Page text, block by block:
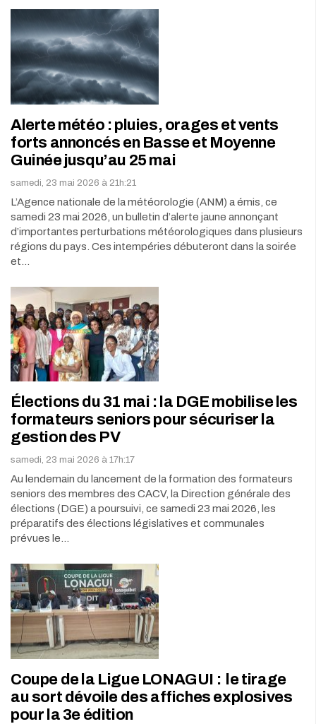
Alerte météo : pluies, orages et vents
forts annoncés en Basse et Moyenne
Guinée jusqu’au 25 mai
samedi, 23 mai 2026 à 21h:21
L’Agence nationale de la météorologie (ANM) a émis, ce
samedi 23 mai 2026, un bulletin d’alerte jaune annonçant
d’importantes perturbations météorologiques dans plusieurs
régions du pays. Ces intempéries débuteront dans la soirée
et…
Élections du 31 mai : la DGE mobilise les
formateurs seniors pour sécuriser la
gestion des PV
samedi, 23 mai 2026 à 17h:17
Au lendemain du lancement de la formation des formateurs
seniors des membres des CACV, la Direction générale des
élections (DGE) a poursuivi, ce samedi 23 mai 2026, les
préparatifs des élections législatives et communales
prévues le…
Coupe de la Ligue LONAGUI : le tirage
au sort dévoile des affiches explosives
pour la 3e édition